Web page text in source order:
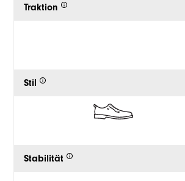
Traktion
Stil
Stabilität